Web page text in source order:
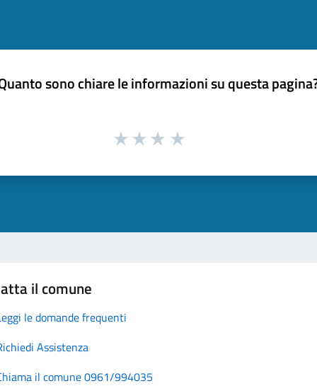
sono chiare le informazioni su questa
il comune
le domande frequenti
Assistenza
il comune 0961/994035